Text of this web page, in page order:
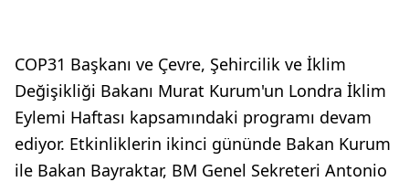
COP31 Başkanı ve Çevre, Şehircilik ve İklim
Değişikliği Bakanı Murat Kurum'un Londra İklim
Eylemi Haftası kapsamındaki programı devam
ediyor. Etkinliklerin ikinci gününde Bakan Kurum
ile Bakan Bayraktar, BM Genel Sekreteri Antonio